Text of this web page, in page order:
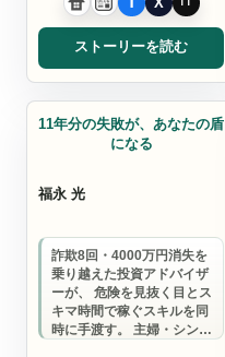
ストーリーを読む
暗号資産アドバイザー
11年分の失敗が、あなたの盾
になる
福永 光
詐欺8回・4000万円消失を
乗り越えた投資アドバイザ
ーが、 危険を見抜く目とス
キマ時間で稼ぐスキルを同
時に手渡す。 主婦・シング